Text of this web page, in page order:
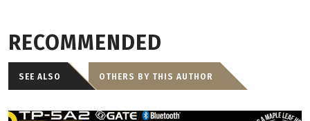
RECOMMENDED
SEE ALSO OTHERS BY THIS AUTHOR